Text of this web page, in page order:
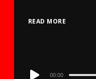
READ MORE
Audio
00:00